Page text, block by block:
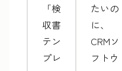
「検
収書
テン
プレ
たいの
に、
CRMソ
フトウ